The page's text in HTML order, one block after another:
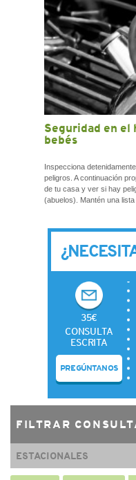
Seguridad en el
bebés
Inspecciona
peligros. A continuación
de tu casa y ver si hay
(abuelos). Mantén una
35€
CONSULTA
ESCRITA
PREGÚNTANOS
FILTRAR
ESTACIONALES